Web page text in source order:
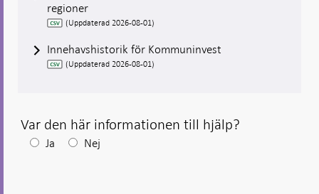
regioner
(Uppdaterad 2026-08-01)
Innehavshistorik för Kommuninvest
(Uppdaterad 2026-08-01)
Var den här informationen till hjälp?
EfterJa Nej